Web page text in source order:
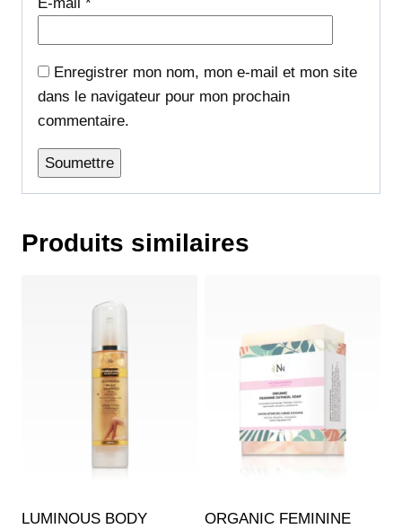
E-mail *
Enregistrer mon nom, mon e-mail et mon site
dans le navigateur pour mon prochain
commentaire.
Produits similaires
LUMINOUS BODY
ORGANIC FEMININE